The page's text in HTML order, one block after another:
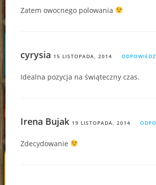
Zatem owocnego polowania
cyrysia 15 LISTOPADA, 2014 ODPOWIEDZ
Idealna pozycja na świąteczny czas.
Irena Bujak 19 LISTOPADA, 2014
Zdecydowanie